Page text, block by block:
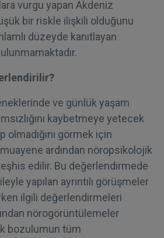
vurgu yapan Akdeniz
bir riskle ilişkili olduğunu
düzeyde kanıtlayan
ve günlük yaşam
kaybetmeye yetecek
olmadığını görmek için
ardından nöropsikolojik
edilir. Bu değerlendirmede
yapılan ayrıntılı görüşmeler
ilgili değerlendirmeleri
nörogörüntülemeler
bozulumun tüm